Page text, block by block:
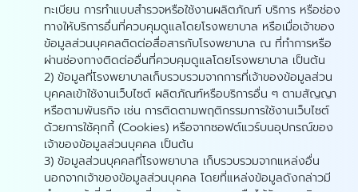
ทะเบียน การทำแบบสำรวจหรือใช้งานผลิตภัณฑ์ บริการ หรือช่อง
ทางให้บริการอื่นที่ควบคุมดูแลโดยโรงพยาบาล หรือเมื่อเจ้าของ
ข้อมูลส่วนบุคคลติดต่อสื่อสารกับโรงพยาบาล ณ ที่ทำการหรือ
ผ่านช่องทางติดต่ออื่นที่ควบคุมดูแลโดยโรงพยาบาล เป็นต้น
2) ข้อมูลที่โรงพยาบาลเก็บรวบรวมจากการที่เจ้าของข้อมูลส่วน
บุคคลเข้าใช้งานเว็บไซต์ ผลิตภัณฑ์หรือบริการอื่น ๆ ตามสัญญา
หรือตามพันธกิจ เช่น การติดตามพฤติกรรมการใช้งานเว็บไซต์
ด้วยการใช้คุกกี้ (Cookies) หรือจากซอฟต์แวร์บนอุปกรณ์ของ
เจ้าของข้อมูลส่วนบุคคล เป็นต้น
3) ข้อมูลส่วนบุคคลที่โรงพยาบาล เก็บรวบรวมจากแหล่งอื่น
นอกจากเจ้าของข้อมูลส่วนบุคคล โดยที่แหล่งข้อมูลดังกล่าวมี